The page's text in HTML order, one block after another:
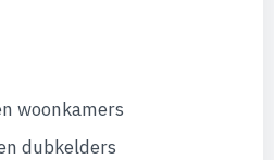
woonkamers
dubkelders